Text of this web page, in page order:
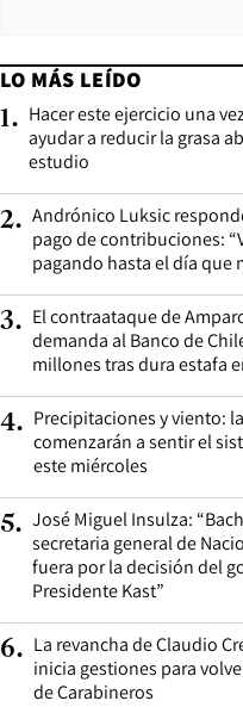
LO MÁS LEÍDO
1. Hacer este ejercicio una
ayudar a reducir la grasa
estudio
2. Andrónico Luksic
pago de contribuciones:
pagando hasta el día que
3. El contraataque de
demanda al Banco de
millones tras dura estafa
4. Precipitaciones y viento:
comenzarán a sentir el
este miércoles
5. José Miguel Insulza:
secretaria general de
fuera por la decisión del
Presidente Kast”
6. La revancha de Claudio
inicia gestiones para
de Carabineros